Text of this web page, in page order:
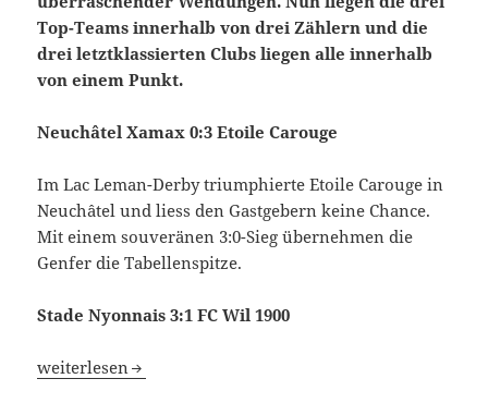
Top-Teams innerhalb von drei Zählern und die
drei letztklassierten Clubs liegen alle innerhalb
von einem Punkt.
Neuchâtel Xamax 0:3 Etoile Carouge
Im Lac Leman-Derby triumphierte Etoile Carouge in
Neuchâtel und liess den Gastgebern keine Chance.
Mit einem souveränen 3:0-Sieg übernehmen die
Genfer die Tabellenspitze.
Stade Nyonnais 3:1 FC Wil 1900
Etoile Carouge übernimmt Tabellenspitze, FC Aarau mit
weiterlesen